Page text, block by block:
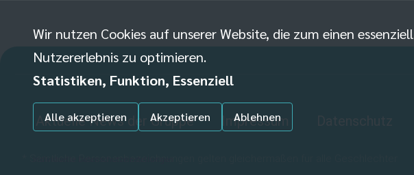
Aktuelle News der Gruppe Impressum
Wir nutzen Cookies auf unserer Website, die zum einen
Nutzererlebnis zu optimieren.
Statistiken, Funktion, Essenziell
Ablehnen
Alle akzeptieren Akzeptieren